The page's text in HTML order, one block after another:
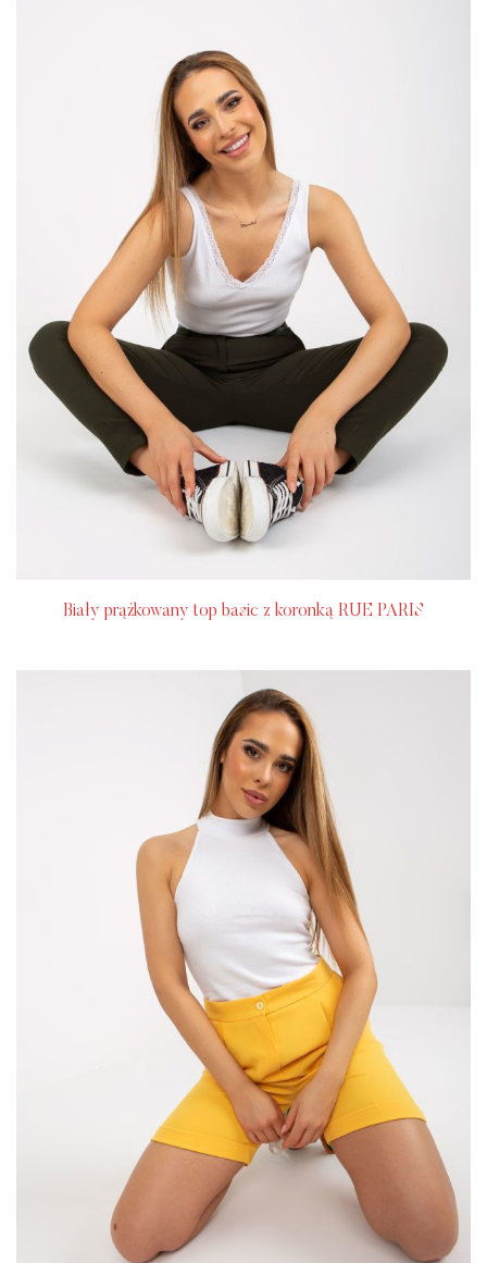
Biały prążkowany top basic z koronką RUE PARIS